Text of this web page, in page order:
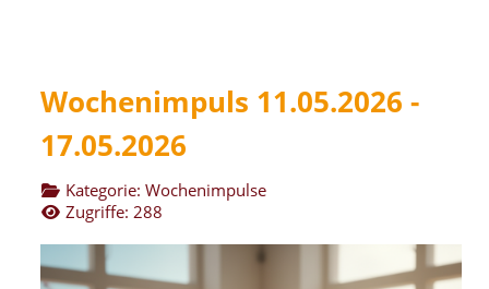
Wochenimpuls 11.05.2026 -
17.05.2026
Kategorie: Wochenimpulse
Zugriffe: 288